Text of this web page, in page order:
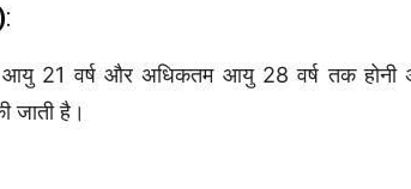
:
21 वर्ष और अधिकतम आयु 28 वर्ष तक होनी
जाती है।